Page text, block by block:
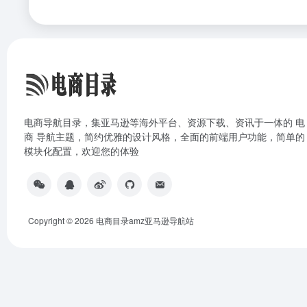
电商导航目录，集亚马逊等海外平台、资源下载、资讯于一体的 电
商 导航主题，简约优雅的设计风格，全面的前端用户功能，简单的
模块化配置，欢迎您的体验
Copyright © 2026 电商目录amz亚马逊导航站